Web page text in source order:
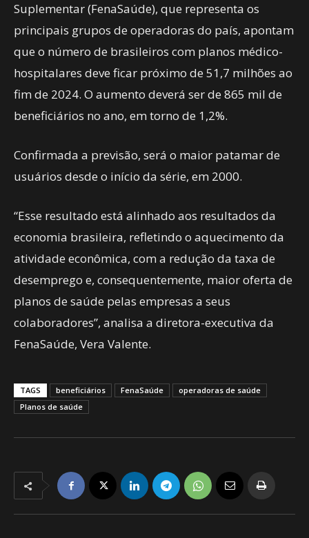
Suplementar (FenaSaúde), que representa os
principais grupos de operadoras do país, apontam
que o número de brasileiros com planos médico-
hospitalares deve ficar próximo de 51,7 milhões ao
fim de 2024. O aumento deverá ser de 865 mil de
beneficiários no ano, em torno de 1,2%.
Confirmada a previsão, será o maior patamar de
usuários desde o início da série, em 2000.
“Esse resultado está alinhado aos resultados da
economia brasileira, refletindo o aquecimento da
atividade econômica, com a redução da taxa de
desemprego e, consequentemente, maior oferta de
planos de saúde pelas empresas a seus
colaboradores”, analisa a diretora-executiva da
FenaSaúde, Vera Valente.
TAGS beneficiários FenaSaúde
operadoras de saúde
Planos de saúde